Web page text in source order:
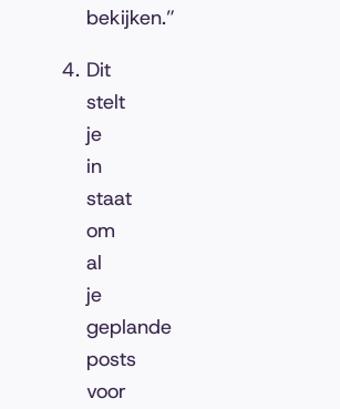
bekijken.”
Dit
stelt
je
in
staat
om
al
je
geplande
posts
voor